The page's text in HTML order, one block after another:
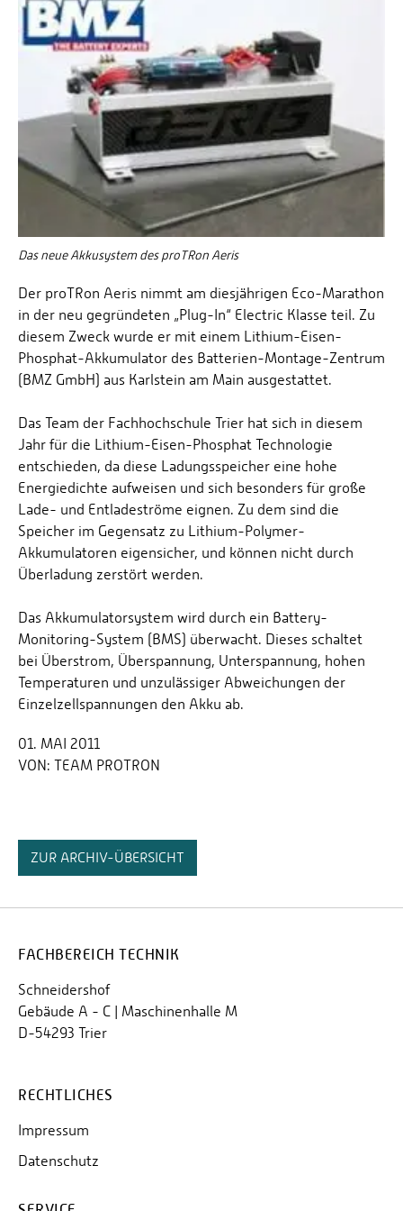
Das neue Akkusystem des proTRon Aeris
Der proTRon Aeris nimmt am diesjährigen Eco-Marathon
in der neu gegründeten „Plug-In“ Electric Klasse teil. Zu
diesem Zweck wurde er mit einem Lithium-Eisen-
Phosphat-Akkumulator des Batterien-Montage-Zentrum
(BMZ GmbH) aus Karlstein am Main ausgestattet.
Das Team der Fachhochschule Trier hat sich in diesem
Jahr für die Lithium-Eisen-Phosphat Technologie
entschieden, da diese Ladungsspeicher eine hohe
Energiedichte aufweisen und sich besonders für große
Lade- und Entladeströme eignen. Zu dem sind die
Speicher im Gegensatz zu Lithium-Polymer-
Akkumulatoren eigensicher, und können nicht durch
Überladung zerstört werden.
Das Akkumulatorsystem wird durch ein Battery-
Monitoring-System (BMS) überwacht. Dieses schaltet
bei Überstrom, Überspannung, Unterspannung, hohen
Temperaturen und unzulässiger Abweichungen der
Einzelzellspannungen den Akku ab.
01. MAI 2011
VON: TEAM PROTRON
ZUR ARCHIV-ÜBERSICHT
FACHBEREICH TECHNIK
Schneidershof
Gebäude A - C | Maschinenhalle M
D-54293 Trier
RECHTLICHES
Impressum
Datenschutz